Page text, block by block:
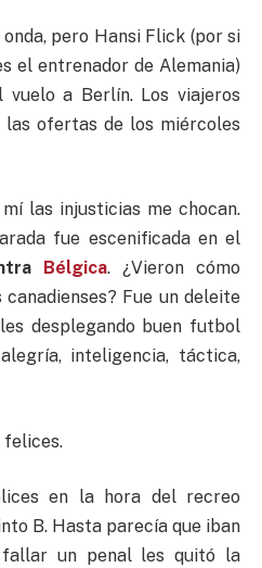
pero Hansi Flick (por si
el entrenador de Alemania)
a Berlín. Los viajeros
las ofertas de los miércoles
las injusticias me chocan.
fue escenificada en el
Bélgica. ¿Vieron cómo
Fue un deleite
desplegando buen futbol
inteligencia, táctica,
felices.
en la hora del recreo
B. Hasta parecía que iban
un penal les quitó la